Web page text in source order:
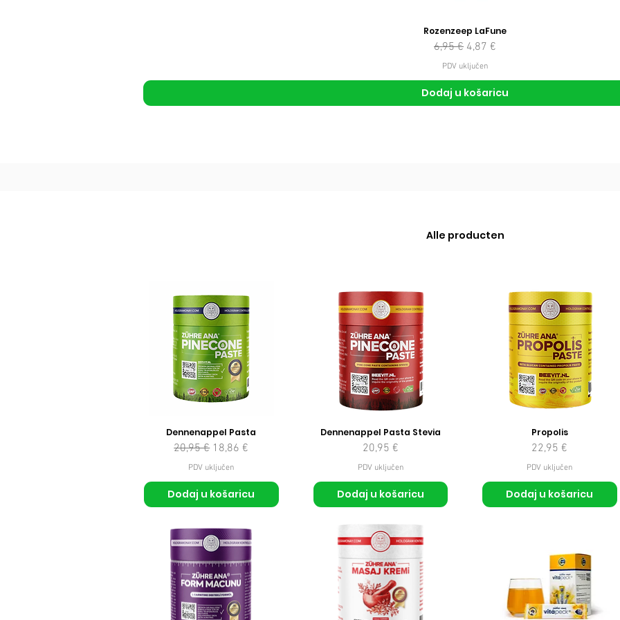
Rozenzeep LaFune
Redovna cijena
6,95 € Cijena s popustom
4,87 €
PDV uključen
Dodaj u košaricu
Alle producten
Dennenappel Pasta
Redovna cijena
20,95 € Cijena s popustom
18,86 €
PDV uključen
Dodaj u košaricu
Dennenappel Pasta Stevia
Cijena
20,95 €
PDV uključen
Dodaj u košaricu
Propolis
Cijena
22,95 €
PDV uključen
Dodaj u košaricu